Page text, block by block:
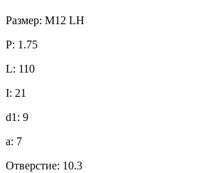
Размер: M12 LH
P: 1.75
L: 110
I: 21
d1: 9
a: 7
Отверстие: 10.3